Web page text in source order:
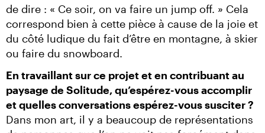
de dire : « Ce soir, on va faire un jump off. » Cela
correspond bien à cette pièce à cause de la joie et
du côté ludique du fait d’être en montagne, à skier
ou faire du snowboard.
En travaillant sur ce projet et en contribuant au
paysage de Solitude, qu’espérez-vous accomplir
et quelles conversations espérez-vous susciter ?
Dans mon art, il y a beaucoup de représentations